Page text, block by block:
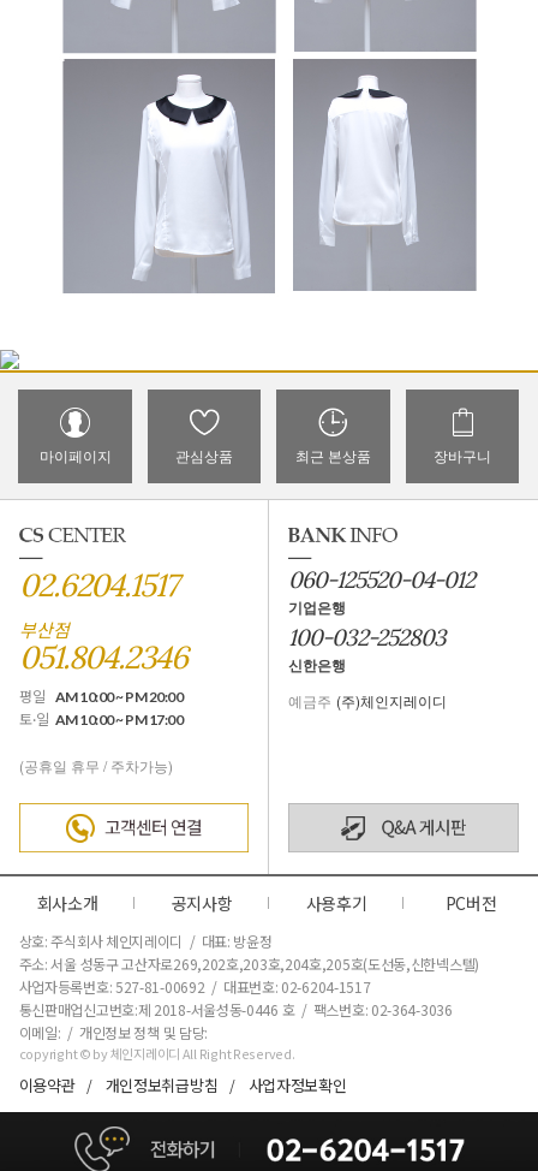
마이페이지 관심상품 최근 본상품 장바구니
02.6204.1517
부산점
051.804.2346
평일 AM 10:00 ~ PM 20:00
토·일 AM 10:00 ~ PM 17:00
(공휴일 휴무 / 주차가능)
060-125520-04-012
기업은행
100-032-252803
신한은행
예금주 (주)체인지레이디
회사소개 공지사항 사용후기 PC버전
상호: 주식회사 체인지레이디 / 대표: 방윤정
주소: 서울 성동구 고산자로269,202호,203호,204호,205호(도선동,신한넥스텔)
사업자등록번호: 527-81-00692 / 대표번호: 02-6204-1517
통신판매업신고번호:제 2018-서울성동-0446 호/ 팩스번호: 02-364-3036
이메일: / 개인정보 정책 및 담당:
copyright © by 체인지레이디 All Right Reserved.
이용약관 / 개인정보취급방침 / 사업자정보확인